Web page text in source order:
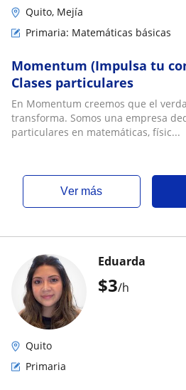
Quito, Mejía
Primaria: Matemáticas básicas
Momentum (Impulsa tu
Clases particulares
En Momentum creemos que el
transforma. Somos una empresa
particulares en matemáticas, físic...
ver más
$3/h
Eduarda
Quito
Primaria